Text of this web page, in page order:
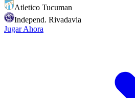
Atletico Tucuman
Independ. Rivadavia
Jugar Ahora